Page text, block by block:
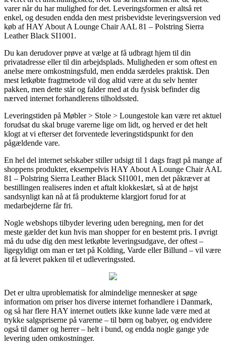
varer når du har mulighed for det. Leveringsformen er altså ret
enkel, og desuden endda den mest prisbevidste leveringsversion ved
køb af HAY About A Lounge Chair AAL 81 – Polstring Sierra
Leather Black SI1001.
Du kan derudover prøve at vælge at få udbragt hjem til din
privatadresse eller til din arbejdsplads. Muligheden er som oftest en
anelse mere omkostningsfuld, men endda særdeles praktisk. Den
mest letkøbte fragtmetode vil dog altid være at du selv henter
pakken, men dette står og falder med at du fysisk befinder dig
nærved internet forhandlerens tilholdssted.
Leveringstiden på Møbler > Stole > Loungestole kan være ret aktuel
forudsat du skal bruge varerne lige om lidt, og herved er det helt
klogt at vi efterser det forventede leveringstidspunkt for den
pågældende vare.
En hel del internet selskaber stiller udsigt til 1 dags fragt på mange af
shoppens produkter, eksempelvis HAY About A Lounge Chair AAL
81 – Polstring Sierra Leather Black SI1001, men det påkræver at
bestillingen realiseres inden et aftalt klokkeslæt, så at de højst
sandsynligt kan nå at få produkterne klargjort forud for at
medarbejderne får fri.
Nogle webshops tilbyder levering uden beregning, men for det
meste gælder det kun hvis man shopper for en bestemt pris. I øvrigt
må du udse dig den mest letkøbte leveringsudgave, der oftest –
ligegyldigt om man er tæt på Kolding, Varde eller Billund – vil være
at få leveret pakken til et udleveringssted.
Det er ultra uproblematisk for almindelige mennesker at søge
information om priser hos diverse internet forhandlere i Danmark,
og så har flere HAY internet outlets ikke kunne lade være med at
trykke salgspriserne på varerne – til børn og babyer, og endvidere
også til damer og herrer – helt i bund, og endda nogle gange yde
levering uden omkostninger.